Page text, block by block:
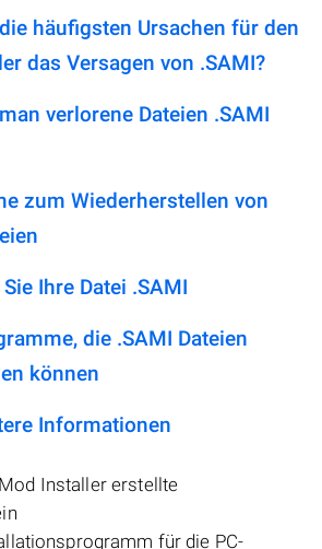
häufigsten Ursachen für den
das Versagen von .SAMI?
verlorene Dateien .SAMI
zum Wiederherstellen von
Ihre Datei .SAMI
die .SAMI Dateien
können
Informationen
Installer erstellte
für die PC-